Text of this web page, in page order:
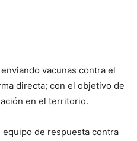
vacunas contra el
directa; con el objetivo de
en el territorio.
de respuesta contra